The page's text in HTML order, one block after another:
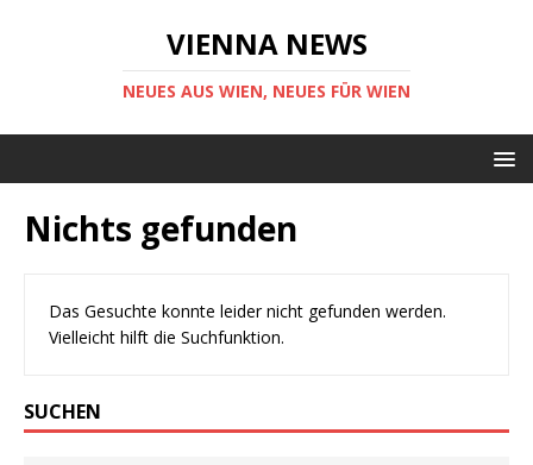
VIENNA NEWS
NEUES AUS WIEN, NEUES FÜR WIEN
Nichts gefunden
Das Gesuchte konnte leider nicht gefunden werden.
Vielleicht hilft die Suchfunktion.
SUCHEN